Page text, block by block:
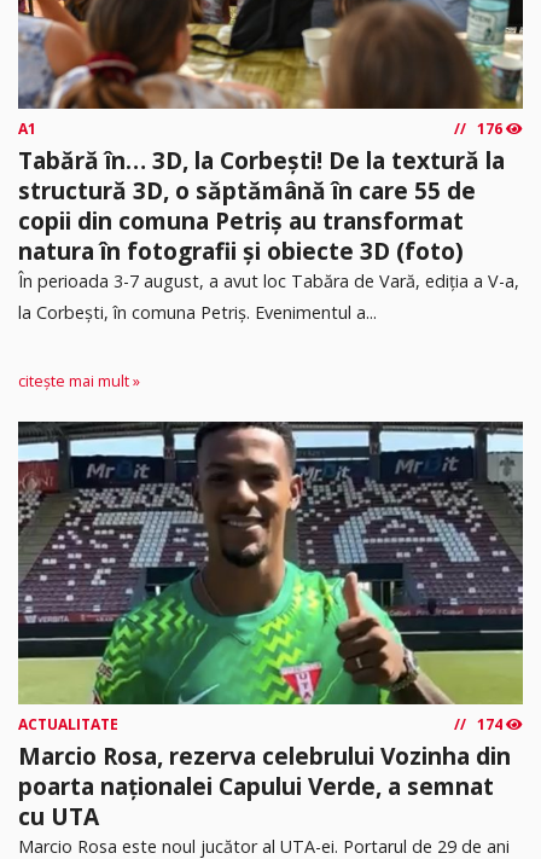
A1 176
Tabără în… 3D, la Corbești! De la textură la
structură 3D, o săptămână în care 55 de
copii din comuna Petriș au transformat
natura în fotografii și obiecte 3D (foto)
În perioada 3-7 august, a avut loc Tabăra de Vară, ediția a V-a,
la Corbești, în comuna Petriș. Evenimentul a...
citește mai mult »
ACTUALITATE 174
Marcio Rosa, rezerva celebrului Vozinha din
poarta naționalei Capului Verde, a semnat
cu UTA
Marcio Rosa este noul jucător al UTA-ei. Portarul de 29 de ani